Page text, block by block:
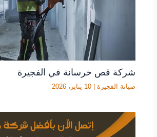
شركة قص خرسانة في الفجيرة
صيانة الفجيرة| 10 يناير، 2026